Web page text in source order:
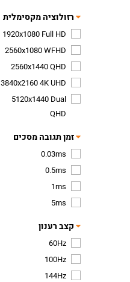
רזולוציה מקסימלית
1920x1080 Full HD
2560x1080 WFHD
2560x1440 QHD
3840x2160 4K UHD
5120x1440 Dual
QHD
זמן תגובה מסכים
0.03ms
0.5ms
1ms
5ms
קצב רענון
60Hz
100Hz
144Hz